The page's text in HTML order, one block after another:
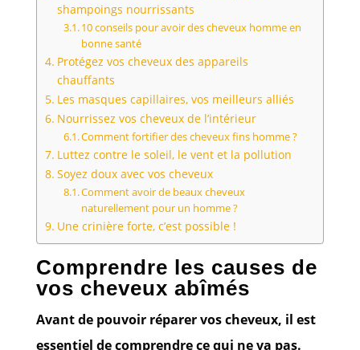
shampoings nourrissants
10 conseils pour avoir des cheveux homme en
bonne santé
Protégez vos cheveux des appareils
chauffants
Les masques capillaires, vos meilleurs alliés
Nourrissez vos cheveux de l’intérieur
Comment fortifier des cheveux fins homme ?
Luttez contre le soleil, le vent et la pollution
Soyez doux avec vos cheveux
Comment avoir de beaux cheveux
naturellement pour un homme ?
Une crinière forte, c’est possible !
Comprendre les causes de
vos cheveux abîmés
Avant de pouvoir réparer vos cheveux, il est
essentiel de comprendre ce qui ne va pas.